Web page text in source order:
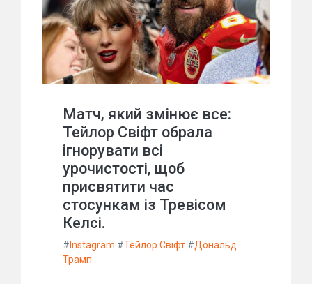
Матч, який змінює все:
Тейлор Свіфт обрала
ігнорувати всі
урочистості, щоб
присвятити час
стосункам із Тревісом
Келсі.
# Instagram #Тейлор Свіфт #Дональд
Трамп